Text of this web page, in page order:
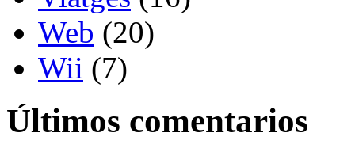
Web (20)
Wii (7)
Últimos comentarios